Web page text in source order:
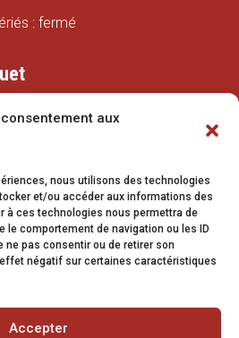
aux
nous utilisons des technologies
et/ou accéder aux informations des
à ces technologies nous permettra de
le comportement de navigation ou les ID
ne pas consentir ou de retirer son
négatif sur certaines caractéristiques
Accepter
: fermé